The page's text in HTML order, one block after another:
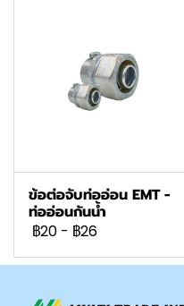
ข้อต่อจับท่ออ่อน EMT -
ท่ออ่อนกันน้ำ
฿20 - ฿26